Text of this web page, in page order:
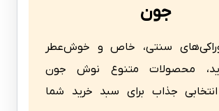
جون
سنتی، خاص و خوش‌عطر
محصولات متنوع نوش جون
انتخابی جذاب برای سبد خرید شما